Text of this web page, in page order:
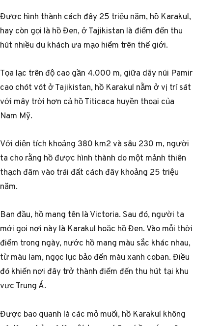
Được hình thành cách đây 25 triệu năm, hồ Karakul,
hay còn gọi là hồ Đen, ở Tajikistan là điểm đến thu
hút nhiều du khách ưa mạo hiểm trên thế giới.
Tọa lạc trên độ cao gần 4.000 m, giữa dãy núi Pamir
cao chót vót ở Tajikistan, hồ Karakul nằm ở vị trí sát
với mây trời hơn cả hồ Titicaca huyền thoại của
Nam Mỹ.
Với diện tích khoảng 380 km2 và sâu 230 m, người
ta cho rằng hồ được hình thành do một mảnh thiên
thạch đâm vào trái đất cách đây khoảng 25 triệu
năm.
Ban đầu, hồ mang tên là Victoria. Sau đó, người ta
mới gọi nơi này là Karakul hoặc hồ Đen. Vào mỗi thời
điểm trong ngày, nước hồ mang màu sắc khác nhau,
từ màu lam, ngọc lục bảo đến màu xanh coban. Điều
đó khiến nơi đây trở thành điểm đến thu hút tại khu
vực Trung Á.
Được bao quanh là các mỏ muối, hồ Karakul không